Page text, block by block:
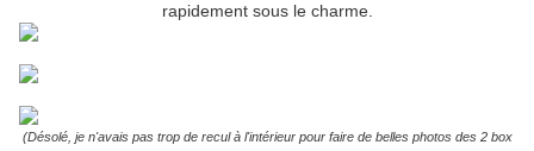
rapidement sous le charme.
(Désolé, je n'avais pas trop de recul à l'intérieur pour faire de belles photos des 2 box